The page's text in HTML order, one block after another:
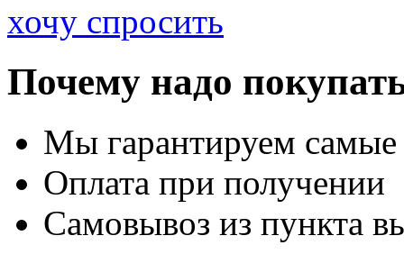
хочу спросить
Почему надо
Мы гарантируем
Оплата при получении
Самовывоз из пункта